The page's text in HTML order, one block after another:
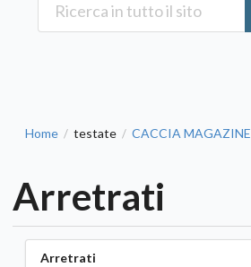
Home / testate / CACCIA MAGAZINE
Arretrati
Arretrati